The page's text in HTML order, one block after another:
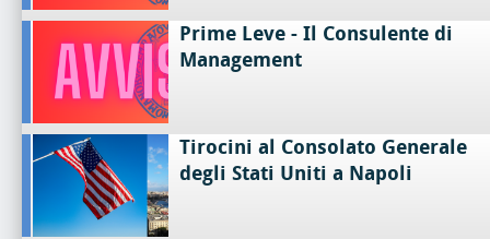
Prime Leve - Il Consulente di
Management
Tirocini al Consolato Generale
degli Stati Uniti a Napoli